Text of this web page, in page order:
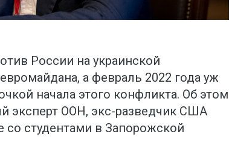
России на украинской
а февраль 2022 года уж
начала этого конфликта. Об этом
эксперт ООН, экс-разведчик США
со студентами в Запорожской